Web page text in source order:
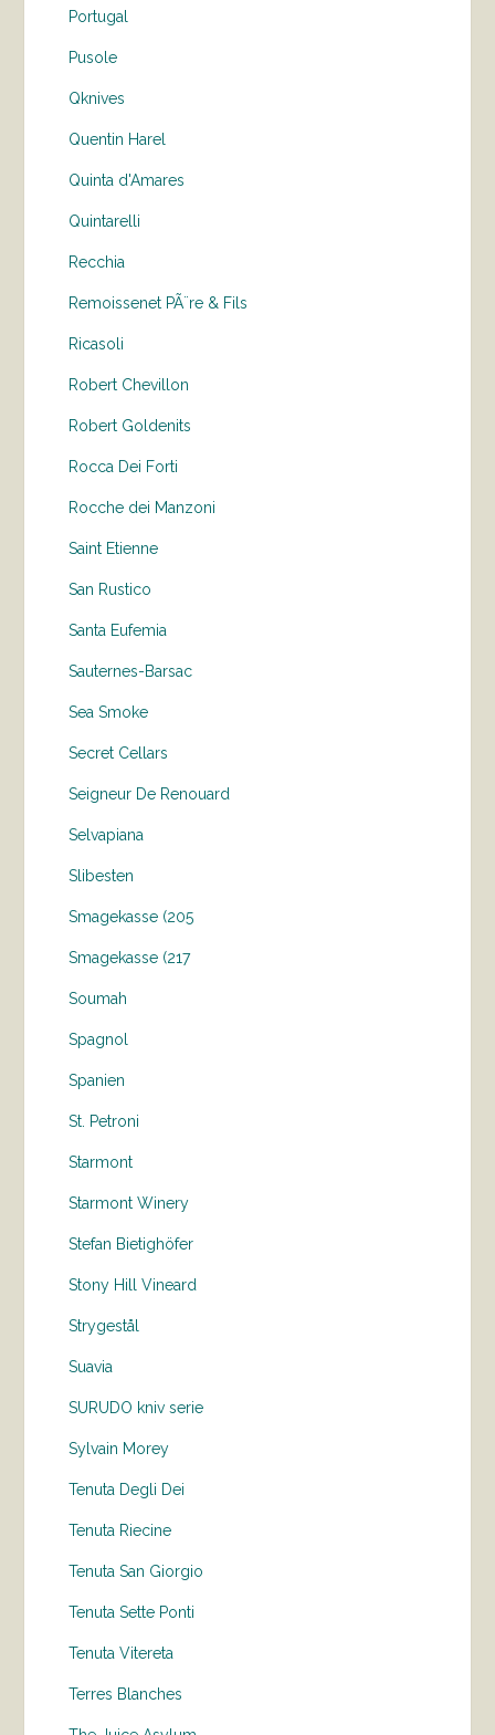
Portugal
Pusole
Qknives
Quentin Harel
Quinta d'Amares
Quintarelli
Recchia
Remoissenet PÃ¨re & Fils
Ricasoli
Robert Chevillon
Robert Goldenits
Rocca Dei Forti
Rocche dei Manzoni
Saint Etienne
San Rustico
Santa Eufemia
Sauternes-Barsac
Sea Smoke
Secret Cellars
Seigneur De Renouard
Selvapiana
Slibesten
Smagekasse (205
Smagekasse (217
Soumah
Spagnol
Spanien
St. Petroni
Starmont
Starmont Winery
Stefan Bietighöfer
Stony Hill Vineard
Strygestål
Suavia
SURUDO kniv serie
Sylvain Morey
Tenuta Degli Dei
Tenuta Riecine
Tenuta San Giorgio
Tenuta Sette Ponti
Tenuta Vitereta
Terres Blanches